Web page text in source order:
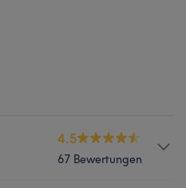
4.5
67 Bewertungen